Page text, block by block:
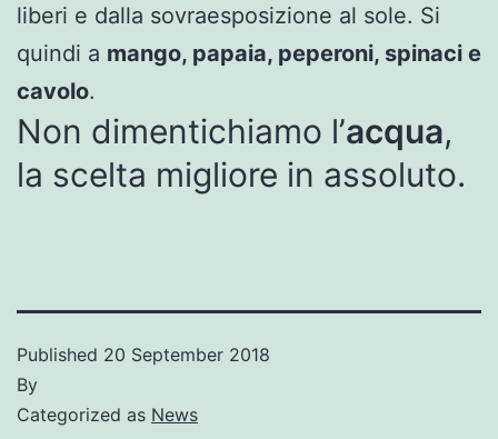
liberi e dalla sovraesposizione al sole. Si
quindi a mango, papaia, peperoni, spinaci e
cavolo.
Non dimentichiamo l’acqua,
la scelta migliore in assoluto.
Published 20 September 2018
By
Categorized as News